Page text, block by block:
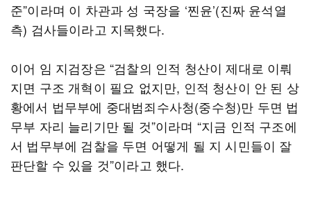
준”이라며 이 차관과 성 국장을 ‘찐윤’(진짜 윤석열
측) 검사들이라고 지목했다.
이어 임 지검장은 “검찰의 인적 청산이 제대로 이뤄
지면 구조 개혁이 필요 없지만, 인적 청산이 안 된 상
황에서 법무부에 중대범죄수사청(중수청)만 두면 법
무부 자리 늘리기만 될 것”이라며 “지금 인적 구조에
서 법무부에 검찰을 두면 어떻게 될 지 시민들이 잘
판단할 수 있을 것”이라고 했다.